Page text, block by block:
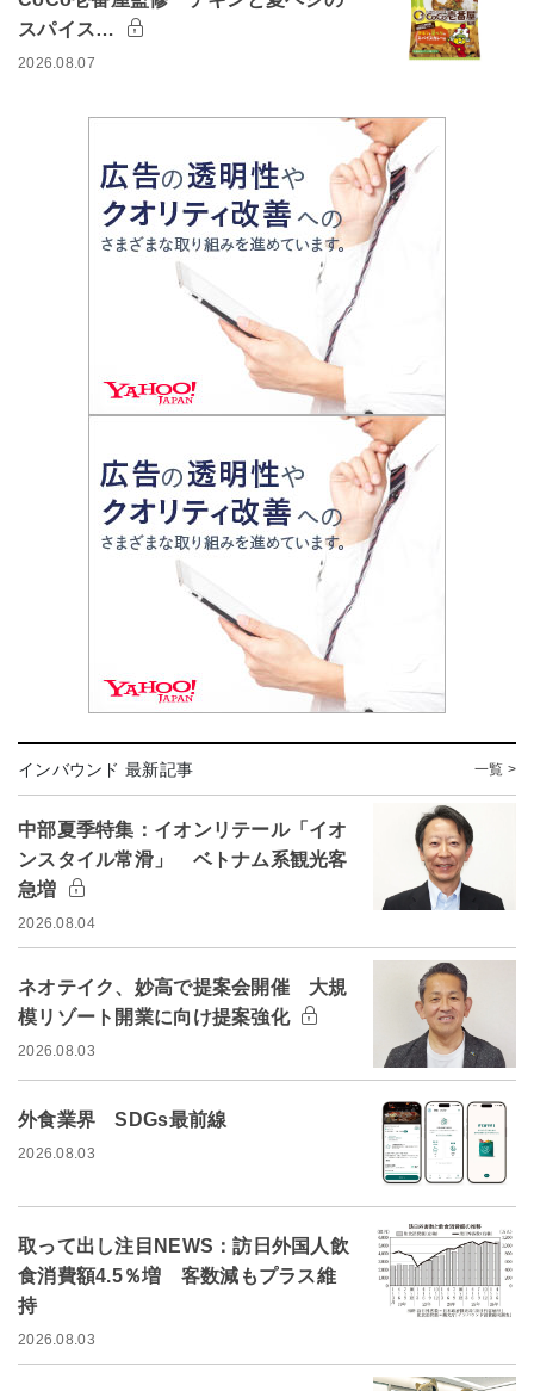
スパイス…
2026.08.07
インバウンド 最新記事 一覧 >
中部夏季特集：イオンリテール「イオ
ンスタイル常滑」 ベトナム系観光客
急増
2026.08.04
ネオテイク、妙高で提案会開催 大規
模リゾート開業に向け提案強化
2026.08.03
外食業界 SDGs最前線
2026.08.03
取って出し注目NEWS：訪日外国人飲
食消費額4.5％増 客数減もプラス維
持
2026.08.03